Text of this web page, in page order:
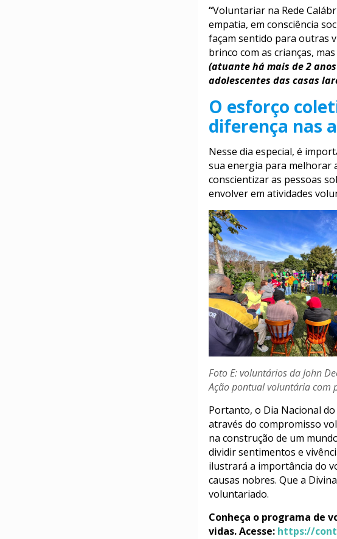
“Voluntariar na Rede
empatia, em consciência
façam sentido para outras
brinco com as crianças,
(atuante há mais de 2
adolescentes das casas
O esforço
diferença nas
Nesse dia especial, é
sua energia para melhorar
conscientizar as pessoas
envolver em atividades
Foto E: voluntários da John
Ação pontual voluntária com
Portanto, o Dia Nacional
através do compromisso
na construção de um
dividir sentimentos e
ilustrará a importância do
causas nobres. Que a
voluntariado.
Conheça o programa de
vidas. Acesse: https://